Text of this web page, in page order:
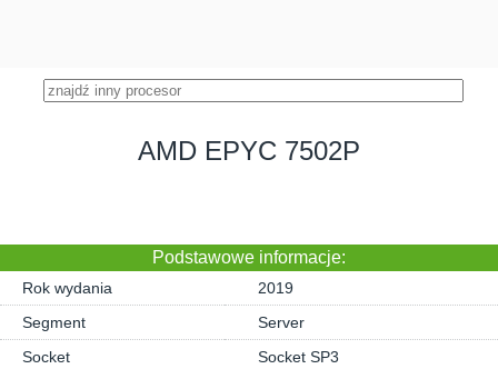
AMD EPYC 7502P
Podstawowe informacje:
Rok wydania
2019
Segment
Server
Socket
Socket SP3